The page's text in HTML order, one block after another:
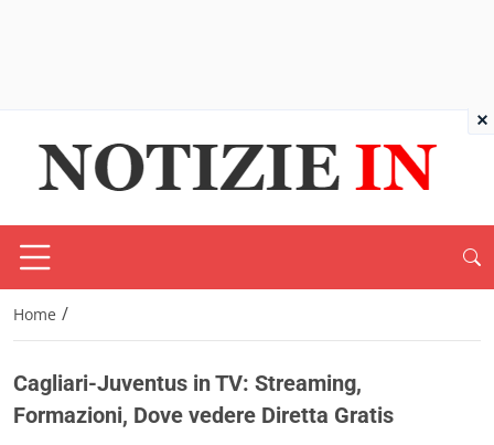
Home /
Cagliari-Juventus in TV: Streaming,
Formazioni, Dove vedere Diretta Gratis
×